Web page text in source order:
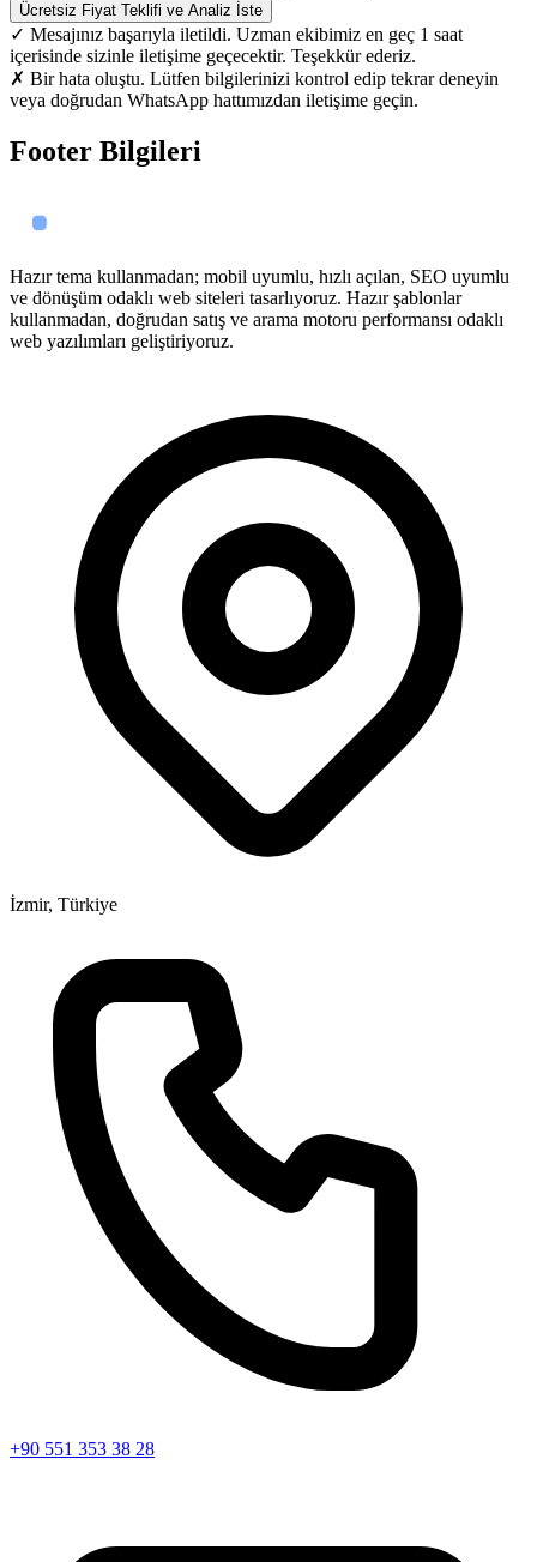
Ücretsiz Fiyat Teklifi ve Analiz İste
✓ Mesajınız başarıyla iletildi. Uzman ekibimiz en geç 1 saat
içerisinde sizinle iletişime geçecektir. Teşekkür ederiz.
✗ Bir hata oluştu. Lütfen bilgilerinizi kontrol edip tekrar deneyin
veya doğrudan WhatsApp hattımızdan iletişime geçin.
Footer Bilgileri
Hazır tema kullanmadan; mobil uyumlu, hızlı açılan, SEO uyumlu
ve dönüşüm odaklı web siteleri tasarlıyoruz. Hazır şablonlar
kullanmadan, doğrudan satış ve arama motoru performansı odaklı
web yazılımları geliştiriyoruz.
İzmir, Türkiye
+90 551 353 38 28